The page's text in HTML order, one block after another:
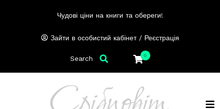
Чудові ціни на книги та обереги!
Зайти в особистий кабінет / Реєстрація
0
Search